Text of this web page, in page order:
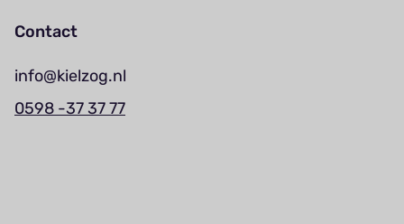
Contact
info@kielzog.nl
0598 -37 37 77